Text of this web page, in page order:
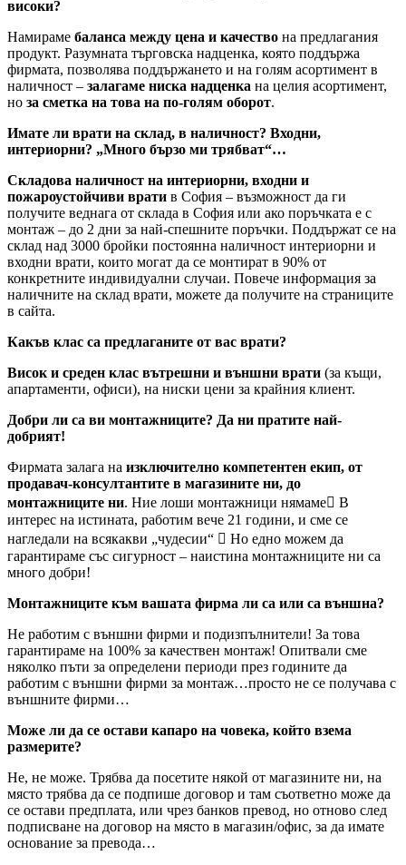
високи?
Намираме баланса между цена и качество на предлагания
продукт. Разумната търговска надценка, която поддържа
фирмата, позволява поддържането и на голям асортимент в
наличност – залагаме ниска надценка на целия асортимент,
но за сметка на това на по-голям оборот.
Имате ли врати на склад, в наличност? Входни,
интериорни? „Много бързо ми трябват“…
Складова наличност на интериорни, входни и
пожароустойчиви врати в София – възможност да ги
получите веднага от склада в София или ако поръчката е с
монтаж – до 2 дни за най-спешните поръчки. Поддържат се на
склад над 3000 бройки постоянна наличност интериорни и
входни врати, които могат да се монтират в 90% от
конкретните индивидуални случаи. Повече информация за
наличните на склад врати, можете да получите на страниците
в сайта.
Какъв клас са предлаганите от вас врати?
Висок и среден клас вътрешни и външни врати (за къщи,
апартаменти, офиси), на ниски цени за крайния клиент.
Добри ли са ви монтажниците? Да ни пратите най-
добрият!
Фирмата залага на изключително компетентен екип, от
продавач-консултантите в магазините ни, до
монтажниците ни. Ние лоши монтажници нямаме В
интерес на истината, работим вече 21 години, и сме се
нагледали на всякакви „чудесии“  Но едно можем да
гарантираме със сигурност – наистина монтажниците ни са
много добри!
Монтажниците към вашата фирма ли са или са външна?
Не работим с външни фирми и подизпълнители! За това
гарантираме на 100% за качествен монтаж! Опитвали сме
няколко пъти за определени периоди през годините да
работим с външни фирми за монтаж…просто не се получава с
външните фирми…
Може ли да се остави капаро на човека, който взема
размерите?
Не, не може. Трябва да посетите някой от магазините ни, на
място трябва да се подпише договор и там съответно може да
се остави предплата, или чрез банков превод, но отново след
подписване на договор на място в магазин/офис, за да имате
основание за превода…